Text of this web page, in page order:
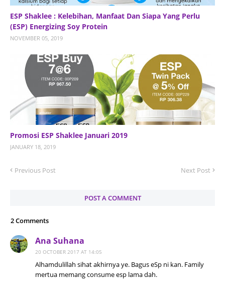
ESP Shaklee : Kelebihan, Manfaat Dan Siapa Yang Perlu
(ESP) Energizing Soy Protein
NOVEMBER 05, 2019
Promosi ESP Shaklee Januari 2019
JANUARY 18, 2019
Previous Post Next Post
POST A COMMENT
2 Comments
Ana Suhana
20 OCTOBER 2017 AT 14:05
Alhamdulillah sihat akhirnya ye. Bagus eSp ni kan. Family
mertua memang consume esp lama dah.